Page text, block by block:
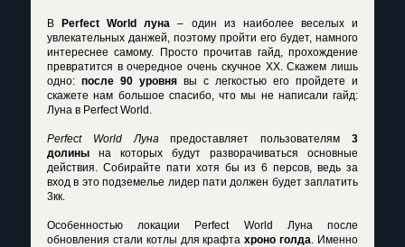
В Perfect World луна – один из наиболее веселых и
увлекательных данжей, поэтому пройти его будет, намного
интереснее самому. Просто прочитав гайд, прохождение
превратится в очередное очень скучное XX. Скажем лишь
одно: после 90 уровня вы с легкостью его пройдете и
скажете нам большое спасибо, что мы не написали гайд:
Луна в Perfect World.
Perfect World Лунапредоставляет пользователям3
долины на которых будут разворачиваться основные
действия. Собирайте пати хотя бы из 6 персов, ведь за
вход в это подземелье лидер пати должен будет заплатить
3кк.
Особенностью локации Perfect World Лунапосле
обновления стали котлы для крафтахроно голда. Именно